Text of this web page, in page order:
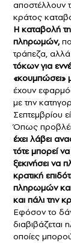
αποστέλλουν
κράτος
Η καταβολή
πληρωμών,
τράπεζα, αλλά
τόκων για
«κουμπώσει»
έχουν
με την
Σεπτεμβρίου
Όπως
έχει λάβει
τότε μπορεί
ξεκινήσει να
κρατική
πληρωμών και
και πάλι την
Εφόσον το
διαβιβάζεται
οποίες